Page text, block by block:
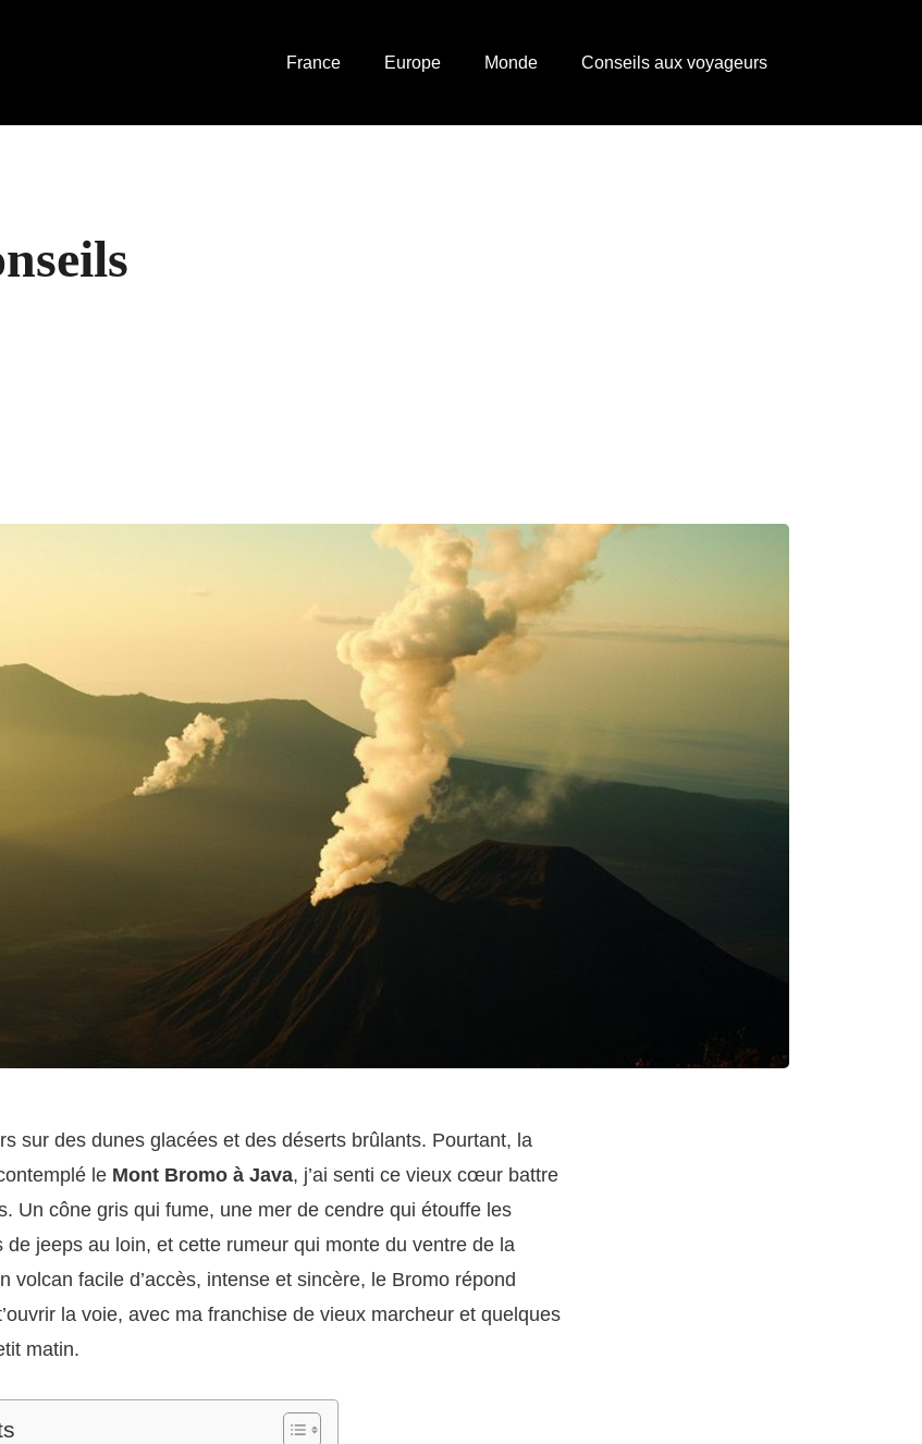
France Europe Monde Conseils aux voyageurs
sur des dunes glacées et des déserts brûlants. Pourtant, la
le Mont Bromo à Java, j’ai senti ce vieux cœur battre
Un cône gris qui fume, une mer de cendre qui étouffe les
de jeeps au loin, et cette rumeur qui monte du ventre de la
volcan facile d’accès, intense et sincère, le Bromo répond
la voie, avec ma franchise de vieux marcheur et quelques
matin.